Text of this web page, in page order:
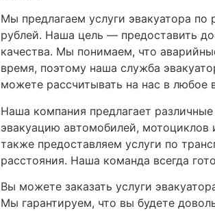
Мы предлагаем услуги эвакуатора
рублей. Наша цель — предоставить
качества. Мы понимаем, что
время, поэтому наша служба
можете рассчитывать на нас в любое
Наша компания предлагает
эвакуацию автомобилей,
также предоставляем услуги по
расстояния. Наша команда всегда
Вы можете заказать услуги
Мы гарантируем, что вы будете